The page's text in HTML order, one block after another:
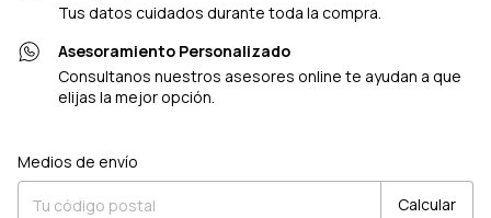
Tus datos cuidados durante toda la compra.
Asesoramiento Personalizado
Consultanos nuestros asesores online te ayudan a que
elijas la mejor opción.
Entregas para el CP:
Medios de envío
Calcular